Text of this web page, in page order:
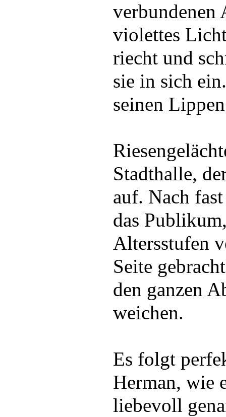
verbundenen
violettes
riecht und
sie in sich
seinen
Stadthalle,
auf. Nach
das
Altersstufen
Seite
den ganzen
weichen.
Es folgt
Herman, wie
liebevoll